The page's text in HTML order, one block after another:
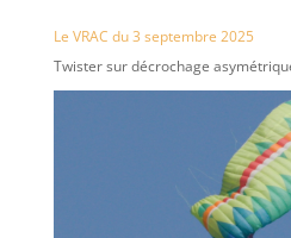
Le VRAC du 3 septembre 2025
Twister sur décrochage